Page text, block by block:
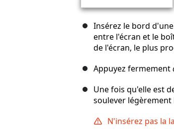
Insérez le bord
entre l'écran et le
de l'écran, le plus
Appuyez fermement
Une fois qu'elle est
soulever légèrement
N'insérez pas la